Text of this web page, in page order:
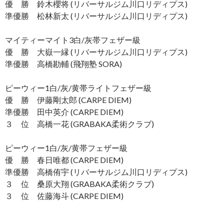
優 勝 鈴木櫻将 (リバーサルジム川口リディプス)
準優勝 松林新太 (リバーサルジム川口リディプス)
マイティーマイト3白/灰帯フェザー級
優 勝 大嶽一縁 (リバーサルジム川口リディプス)
準優勝 高橋勘輔 (飛翔塾 SORA)
ピーウィー1白/灰/黄帯ライトフェザー級
優 勝 伊藤剛太郎 (CARPE DIEM)
準優勝 田中英介 (CARPE DIEM)
３ 位 高橋一花 (GRABAKA柔術クラブ)
ピーウィー1白/灰/黄帯フェザー級
優 勝 春日唯都 (CARPE DIEM)
準優勝 高橋侑宇 (リバーサルジム川口リディプス)
３ 位 桑原大翔 (GRABAKA柔術クラブ)
３ 位 佐藤海斗 (CARPE DIEM)